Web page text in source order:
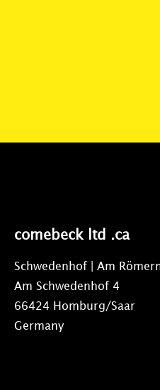
comebeck ltd .ca
Schwedenhof | Am
Am Schwedenhof 4
66424 Homburg/Saar
Germany